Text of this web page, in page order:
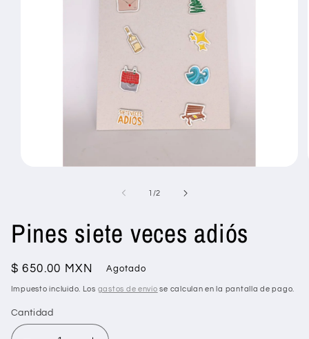
una
ventana
modal
1 /de
2
Pines siete veces adiós
Precio
habitual
$ 650.00 MXN Agotado
Impuesto incluido. Los gastos de envío se calculan en la pantalla de pago.
Cantidad